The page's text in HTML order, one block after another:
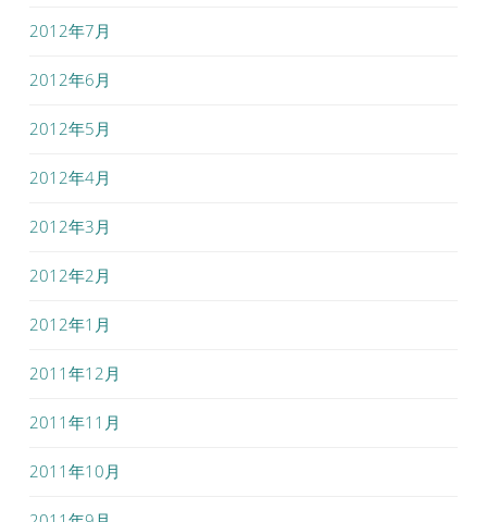
2012年7月
2012年6月
2012年5月
2012年4月
2012年3月
2012年2月
2012年1月
2011年12月
2011年11月
2011年10月